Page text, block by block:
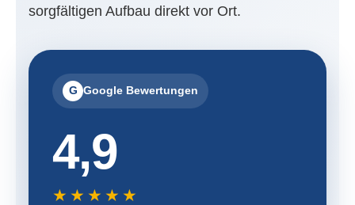
sorgfältigen Aufbau direkt vor Ort.
G Google Bewertungen
4,9
★★★★★